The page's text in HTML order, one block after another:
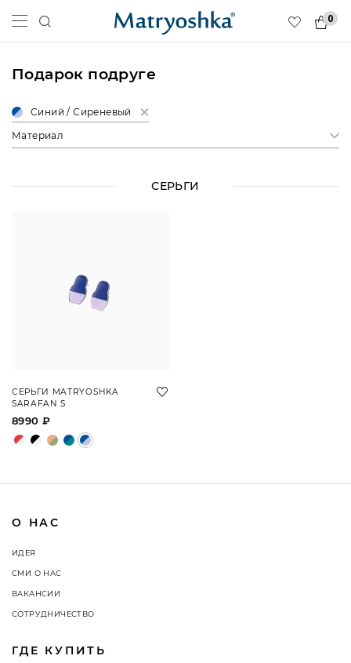
0
Подарок подруге
Синий / Сиреневый
Материал
СЕРЬГИ
СЕРЬГИ MATRYOSHKA
SARAFAN S
8990 ₽
О НАС
ИДЕЯ
СМИ О НАС
ВАКАНСИИ
СОТРУДНИЧЕСТВО
ГДЕ КУПИТЬ